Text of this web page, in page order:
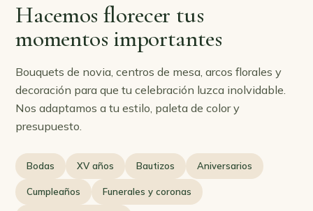
Hacemos florecer tus
momentos importantes
Bouquets de novia, centros de mesa, arcos florales y
decoración para que tu celebración luzca inolvidable.
Nos adaptamos a tu estilo, paleta de color y
presupuesto.
Bodas XV años Bautizos Aniversarios
Cumpleaños Funerales y coronas